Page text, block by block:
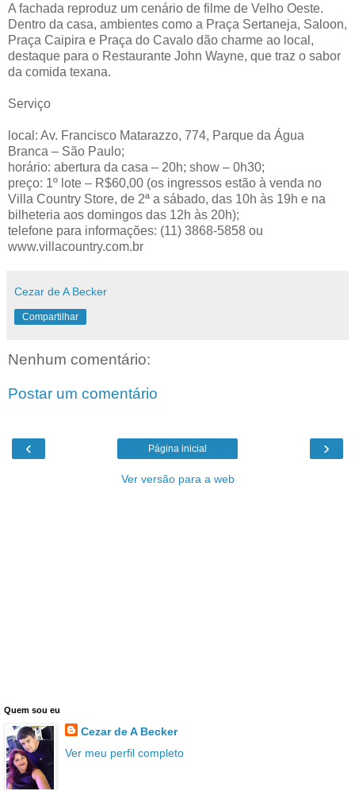
A fachada reproduz um cenário de filme de Velho Oeste.
Dentro da casa, ambientes como a Praça Sertaneja, Saloon,
Praça Caipira e Praça do Cavalo dão charme ao local,
destaque para o Restaurante John Wayne, que traz o sabor
da comida texana.
Serviço
local: Av. Francisco Matarazzo, 774, Parque da Água
Branca – São Paulo;
horário: abertura da casa – 20h; show – 0h30;
preço: 1º lote – R$60,00 (os ingressos estão à venda no
Villa Country Store, de 2ª a sábado, das 10h às 19h e na
bilheteria aos domingos das 12h às 20h);
telefone para informações: (11) 3868-5858 ou
www.villacountry.com.br
Cezar de A Becker
Compartilhar
Nenhum comentário:
Postar um comentário
‹ ›
Página inicial
Ver versão para a web
Quem sou eu
Cezar de A Becker
Ver meu perfil completo